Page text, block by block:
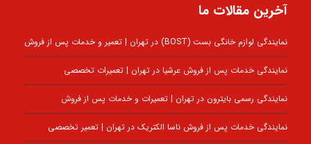
آخرین مقالات ما
نمایندگی لوازم خانگی بست (BOST) در تهران | تعمیر و خدمات پس از فروش
نمایندگی خدمات پس از فروش عرشیا در تهران | تعمیرات تخصصی
نمایندگی رسمی بایترون در تهران | تعمیرات و خدمات پس از فروش
نمایندگی خدمات پس از فروش ناسا الکتریک در تهران | تعمیر تخصصی